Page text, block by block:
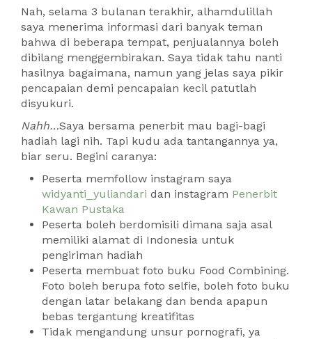
Nah, selama 3 bulanan terakhir, alhamdulillah
saya menerima informasi dari banyak teman
bahwa di beberapa tempat, penjualannya boleh
dibilang menggembirakan. Saya tidak tahu nanti
hasilnya bagaimana, namun yang jelas saya pikir
pencapaian demi pencapaian kecil patutlah
disyukuri.
Nahh…Saya bersama penerbit mau bagi-bagi
hadiah lagi nih. Tapi kudu ada tantangannya ya,
biar seru. Begini caranya:
Peserta memfollow instagram saya
widyanti_yuliandari dan instagram Penerbit
Kawan Pustaka
Peserta boleh berdomisili dimana saja asal
memiliki alamat di Indonesia untuk
pengiriman hadiah
Peserta membuat foto buku Food Combining.
Foto boleh berupa foto selfie, boleh foto buku
dengan latar belakang dan benda apapun
bebas tergantung kreatifitas
Tidak mengandung unsur pornografi, ya